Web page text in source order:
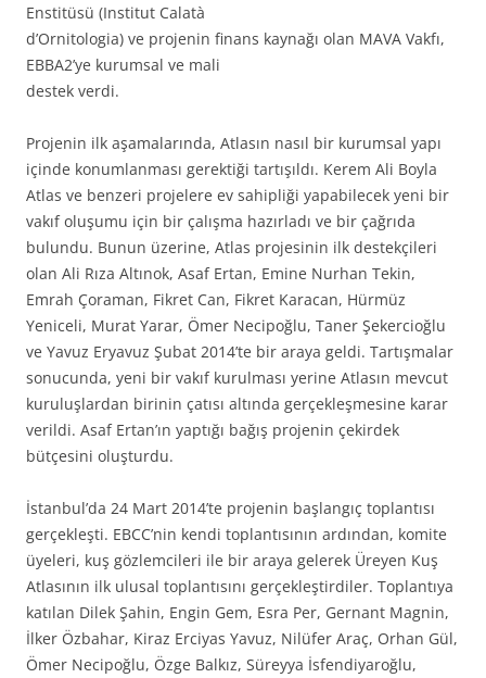
Enstitüsü (Institut Calatà
d’Ornitologia) ve projenin finans kaynağı olan MAVA Vakfı,
EBBA2’ye kurumsal ve mali
destek verdi.
Projenin ilk aşamalarında, Atlasın nasıl bir kurumsal yapı
içinde konumlanması gerektiği tartışıldı. Kerem Ali Boyla
Atlas ve benzeri projelere ev sahipliği yapabilecek yeni bir
vakıf oluşumu için bir çalışma hazırladı ve bir çağrıda
bulundu. Bunun üzerine, Atlas projesinin ilk destekçileri
olan Ali Rıza Altınok, Asaf Ertan, Emine Nurhan Tekin,
Emrah Çoraman, Fikret Can, Fikret Karacan, Hürmüz
Yeniceli, Murat Yarar, Ömer Necipoğlu, Taner Şekercioğlu
ve Yavuz Eryavuz Şubat 2014’te bir araya geldi. Tartışmalar
sonucunda, yeni bir vakıf kurulması yerine Atlasın mevcut
kuruluşlardan birinin çatısı altında gerçekleşmesine karar
verildi. Asaf Ertan’ın yaptığı bağış projenin çekirdek
bütçesini oluşturdu.
İstanbul’da 24 Mart 2014’te projenin başlangıç toplantısı
gerçekleşti. EBCC’nin kendi toplantısının ardından, komite
üyeleri, kuş gözlemcileri ile bir araya gelerek Üreyen Kuş
Atlasının ilk ulusal toplantısını gerçekleştirdiler. Toplantıya
katılan Dilek Şahin, Engin Gem, Esra Per, Gernant Magnin,
İlker Özbahar, Kiraz Erciyas Yavuz, Nilüfer Araç, Orhan Gül,
Ömer Necipoğlu, Özge Balkız, Süreyya İsfendiyaroğlu,